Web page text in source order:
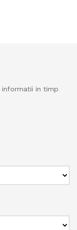
informatii in timp